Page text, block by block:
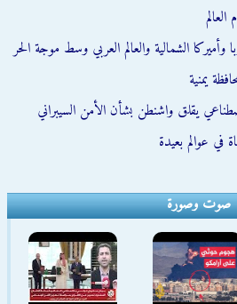
وأميركا الشمالية والعالم العربي وسط موجة الحر
يمنية
يقلق واشنطن بشأن الأمن السيبراني
عوالم بعيدة
صوت وصورة